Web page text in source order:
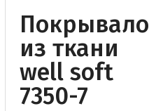
Покрывало
из ткани
well soft
7350-7